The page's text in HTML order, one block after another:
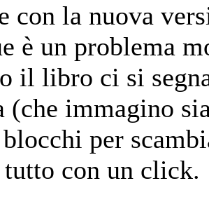
con la nuova
è un problema
il libro ci si
(che immagino
per
con un click.